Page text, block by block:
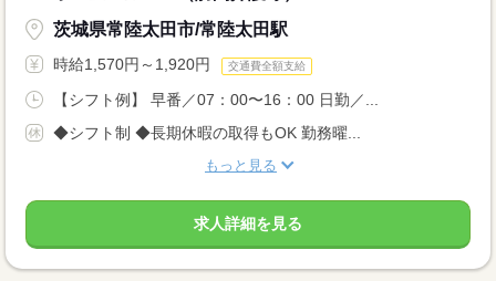
茨城県常陸太田市/常陸太田駅
時給1,570円～1,920円 交通費全額支給
【シフト例】 早番／07：00〜16：00 日勤／...
◆シフト制 ◆長期休暇の取得もOK 勤務曜...
もっと見る
求人詳細を見る